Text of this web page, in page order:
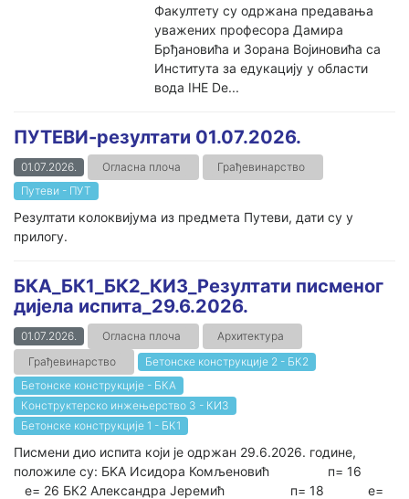
Факултету су одржана предавања
уважених професора Дамира
Брђановића и Зорана Војиновића са
Института за едукацију у области
вода IHE De...
ПУТЕВИ-резултати 01.07.2026.
01.07.2026. Огласна плоча
Грађевинарство
Путеви - ПУТ
Резултати колоквијума из предмета Путеви, дати су у
прилогу.
БКА_БК1_БК2_КИ3_Резултати писменог
дијела испита_29.6.2026.
01.07.2026. Огласна плоча
Архитектура
Грађевинарство
Бетонске конструкције 2 - БК2
Бетонске конструкције - БКА
Конструктерско инжењерство 3 - КИ3
Бетонске конструкције 1 - БК1
Писмени дио испита који је одржан 29.6.2026. године,
положиле су: БKA Исидора Комљеновић п= 16
е= 26 БК2 Александра Јеремић п= 18 е=